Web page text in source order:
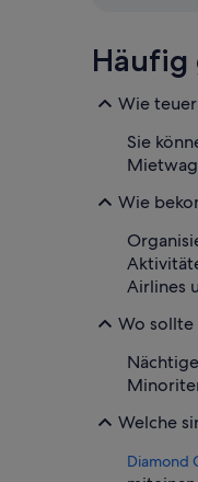
Häufig
Wie
Sie
Wie
Airlines
Wo sollte
Welche
Diamond